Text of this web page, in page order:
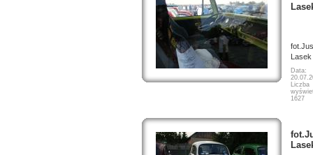
Lasek
Data:
Liczba
1627